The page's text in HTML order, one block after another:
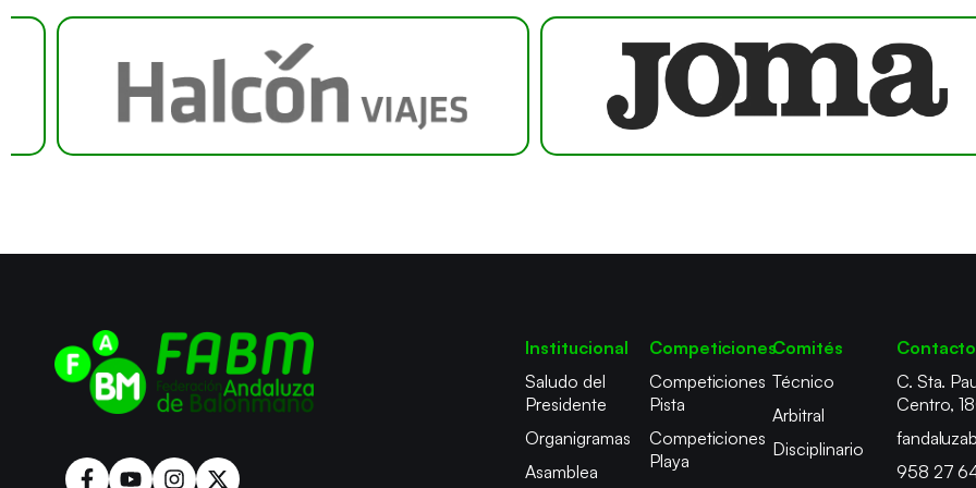
Institucional
Saludo del
Presidente
Organigramas
Asamblea
Competiciones
Competiciones
Pista
Competiciones
Playa
Comités
Técnico
Arbitral
Disciplinario
Contacto
C. Sta.
Centro,
958 27